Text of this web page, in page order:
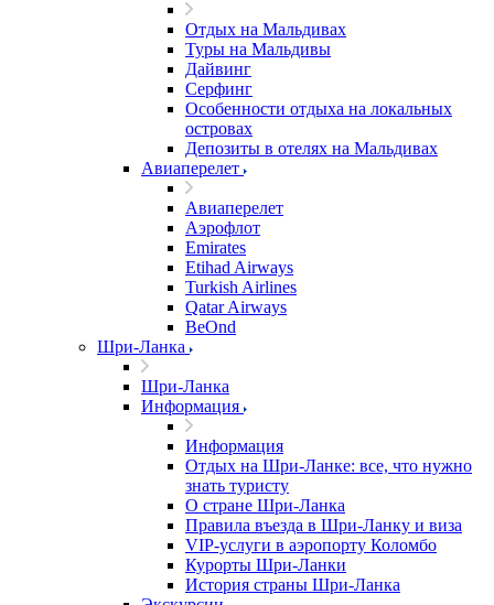
Отдых на Мальдивах
Туры на Мальдивы
Дайвинг
Серфинг
Особенности отдыха на локальных
островах
Депозиты в отелях на Мальдивах
Авиаперелет
Авиаперелет
Аэрофлот
Emirates
Etihad Airways
Turkish Airlines
Qatar Airways
BeOnd
Шри-Ланка
Шри-Ланка
Информация
Информация
Отдых на Шри-Ланке: все, что нужно
знать туристу
О стране Шри-Ланка
Правила въезда в Шри-Ланку и виза
VIP-услуги в аэропорту Коломбо
Курорты Шри-Ланки
История страны Шри-Ланка